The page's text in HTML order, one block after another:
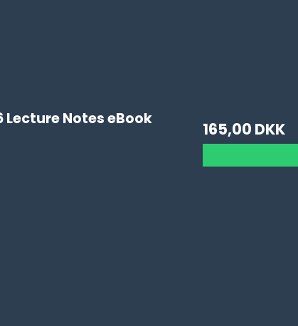
Lecture Notes eBook
165,00 DKK